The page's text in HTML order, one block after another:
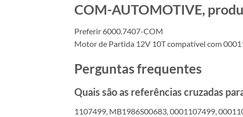
COM-AUTOMOTIVE,
Preferir 6000.7407-COM
Motor de Partida 12V 10T compatível com
Perguntas frequentes
Quais são as referências cruzadas
1107499, MB1986S00683, 0001107499,